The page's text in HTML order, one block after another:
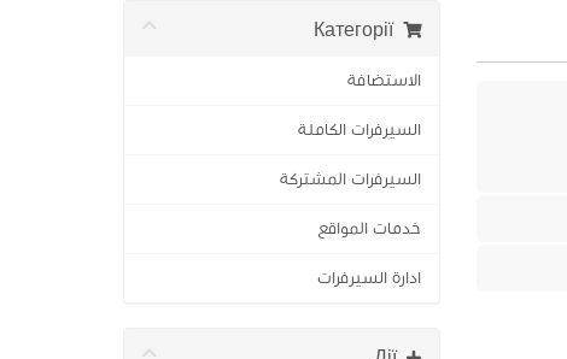
Категорії
الاستضافة
السيرفرات الكاملة
السيرفرات المشتركة
خدمات المواقع
ادارة السيرفرات